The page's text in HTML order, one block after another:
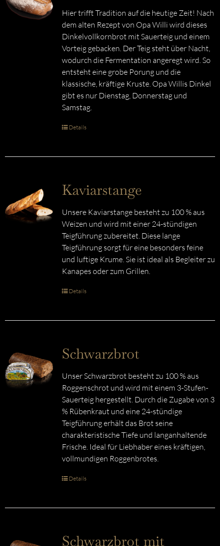
Hier trifft Tradition auf die heutige Zeit! Nach
dem alten Rezept von Opa Willi wird dieses
Dinkelvollkornbrot mit Sauerteig und einem
Vorteig gebacken. Der Teig steht über Nacht,
wodurch die Fermentation angeregt wird. So
entsteht eine grobe Porung und die
klassische, kräftige Kruste. Opa Willis Dinkel
gibt es nur Dienstag, Donnerstag und
Samstag.
Details
Kaviarstange
Unsere Kaviarstange besteht zu 100 % aus
Weizen und wird mit einer 24-stündigen
Teigführung zubereitet. Diese lange
Teigführung sorgt für eine besonders feine
und luftige Krume. Sie ist ideal als Begleiter zu
Kanapes oder zum Grillen.
Details
Schwarzbrot
Unser Schwarzbrot besteht zu 100 % aus
Roggenschrot und wird mit einem 3-Stufen-
Sauerteig hergestellt. Durch die Zugabe von 3
% Rübenkraut und eine 24-stündige
Teigführung erhält das Brot seine
charakteristische Tiefe und langanhaltende
Frische. Ideal für Liebhaber eines kräftigen,
vollmundigen Roggenbrotes.
Details
Schwarzbrot mit